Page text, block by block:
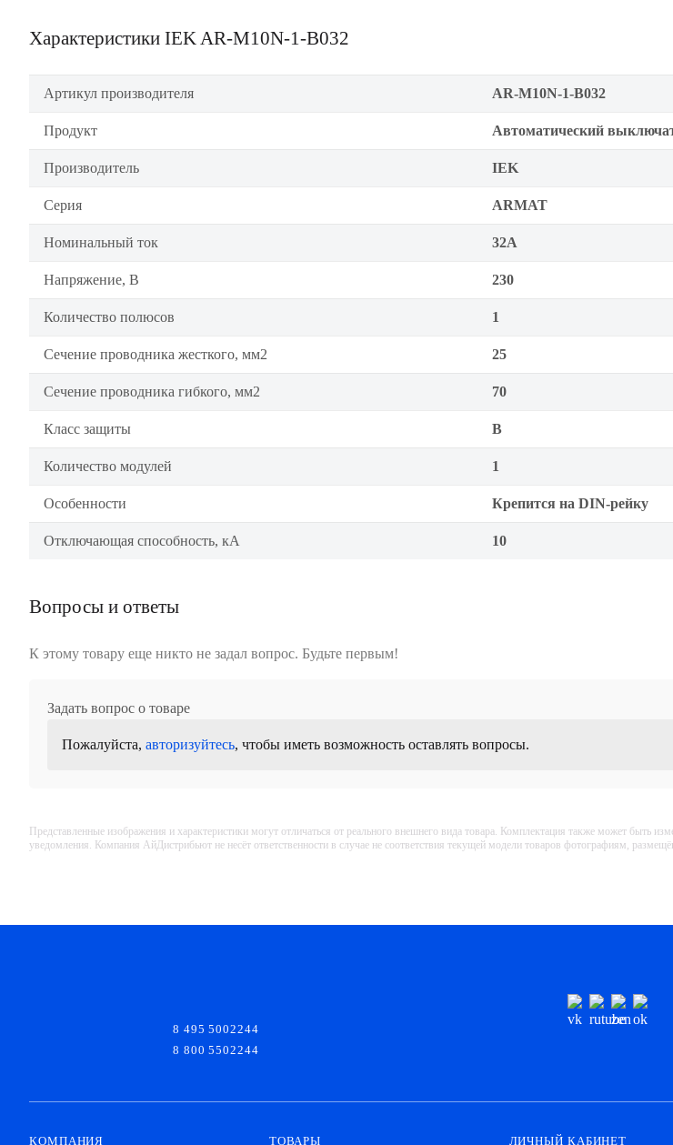
Характеристики IEK AR-M10N-1-B032
Артикул производителя AR-M10N-1-B032
Продукт Автоматический
Производитель IEK
Серия ARMAT
Номинальный ток 32А
Напряжение, В 230
Количество полюсов 1
Сечение проводника жесткого, мм2 25
Сечение проводника гибкого, мм2 70
Класс защиты B
Количество модулей 1
Особенности Крепится на DIN-рейку
Отключающая способность, кА 10
Вопросы и ответы
К этому товару еще никто не задал вопрос. Будьте первым!
Задать вопрос о товаре
Пожалуйста, авторизуйтесь, чтобы иметь возможность оставлять вопросы.
Представленные изображения и характеристики могут отличаться от реального внешнего вида товара. Комплектация также может быть
уведомления. Компания АйДистрибьют не несёт ответственности в случае не соответствия текущей модели товаров фотографиям,
8 495 5002244
8 800 5502244
КОМПАНИЯ ТОВАРЫ ЛИЧНЫЙ КАБИНЕТ